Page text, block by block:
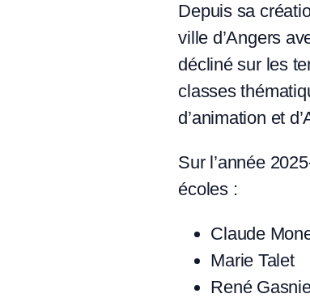
Depuis sa
ville d’Angers
décliné sur les
classes
d’animation et
Sur l’année
écoles :
Claude
Marie Talet
René